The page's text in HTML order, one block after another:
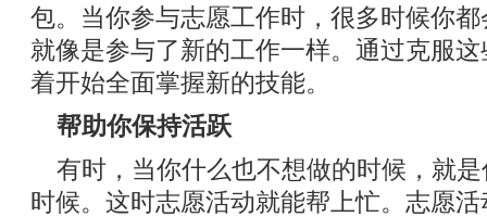
包。当你参与志愿工作时，很多时候你
就像是参与了新的工作一样。通过克服
着开始全面掌握新的技能。
帮助你保持活跃
有时，当你什么也不想做的时候，就是
时候。这时志愿活动就能帮上忙。志愿